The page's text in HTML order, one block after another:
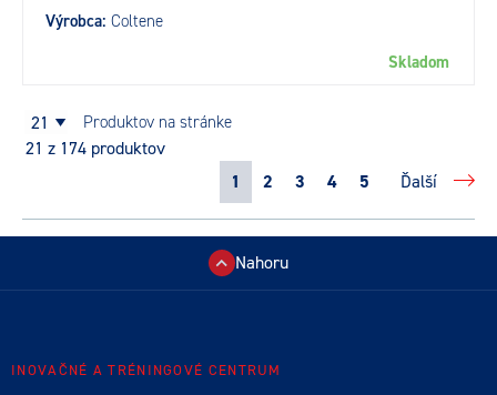
Výrobca: Coltene
Skladom
21 produktov na stránke
21 z 174 produktov
1
2 3 4 5 Ďalší
Nahoru
INOVAČNÉ A TRÉNINGOVÉ CENTRUM